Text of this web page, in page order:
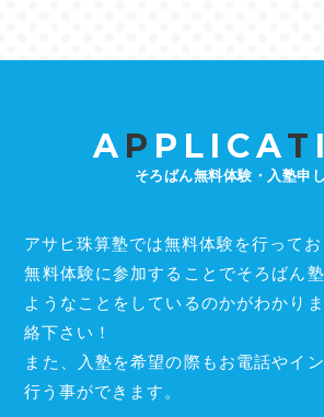
A P PLICAT
そろばん無料体験・入塾申
アサヒ珠算塾では無料体験を行ってお
無料体験に参加することでそろばん
ようなことをしているのかがわかり
絡下さい！
また、入塾を希望の際もお電話やイ
行う事ができます。